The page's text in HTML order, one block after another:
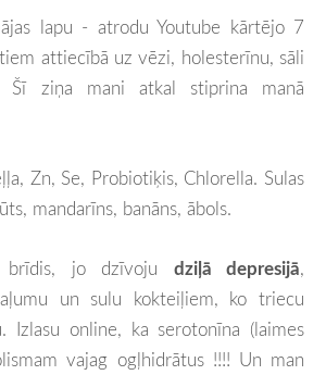
lapu - atrodu Youtube kārtējo 7
attiecībā uz vēzi, holesterīnu, sāli
Šī ziņa mani atkal stiprina manā
Zn, Se, Probiotiķis, Chlorella. Sulas
mandarīns, banāns, ābols.
jo dzīvoju dziļā depresijā,
un sulu kokteiļiem, ko triecu
Izlasu online, ka serotonīna (laimes
vajag ogļhidrātus !!!! Un man